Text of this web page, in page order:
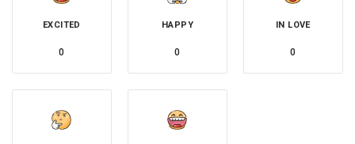
EXCITED
0
HAPPY
0
IN LOVE
0